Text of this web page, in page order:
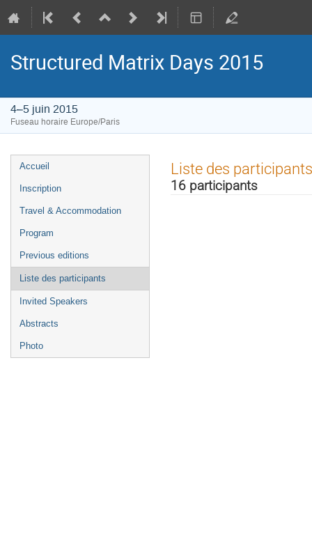
Structured Matrix Days 2015
4–5 juin 2015
Fuseau horaire Europe/Paris
Menu
de
Accueil
Inscription
Travel & Accommodation
Program
Previous editions
Liste des participants
Invited Speakers
Abstracts
Photo
Liste des participants
16 participants